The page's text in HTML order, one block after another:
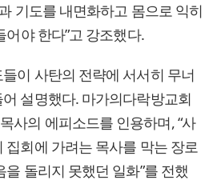
기도를 내면화하고 몸으로 익히
어야 한다”고 강조했다.
이 사탄의 전략에 서서히 무너
설명했다. 마가의다락방교회
사의 에피소드를 인용하며, “사
집회에 가려는 목사를 막는 장로
돌리지 못했던 일화”를 전했